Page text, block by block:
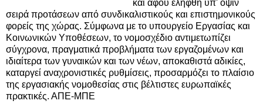
και αφού ελήφθη υπ' όψιν
σειρά προτάσεων από συνδικαλιστικούς και επιστημονικούς
φορείς της χώρας. Σύμφωνα με το υπουργείο Εργασίας και
Κοινωνικών Υποθέσεων, το νομοσχέδιο αντιμετωπίζει
σύγχρονα, πραγματικά προβλήματα των εργαζομένων και
ιδιαίτερα των γυναικών και των νέων, αποκαθιστά αδικίες,
καταργεί αναχρονιστικές ρυθμίσεις, προσαρμόζει το πλαίσιο
της εργασιακής νομοθεσίας στις βέλτιστες ευρωπαϊκές
πρακτικές. ΑΠΕ-ΜΠΕ